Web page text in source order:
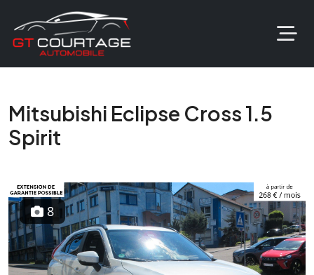
Mitsubishi Eclipse Cross 1.5
Spirit
8